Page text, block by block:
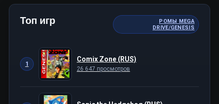
Топ игр
РОМЫ MEGA
DRIVE/GENESIS
1
Comix Zone (RUS)
26 647 просмотров